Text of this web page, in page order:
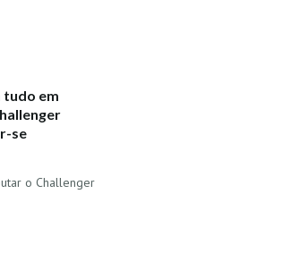
tudo em
se
o Challenger